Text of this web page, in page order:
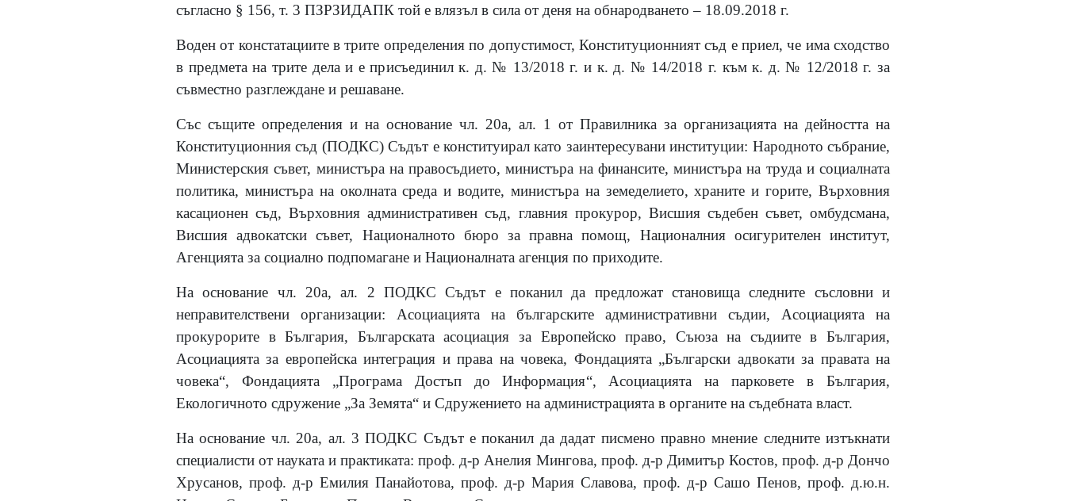
съгласно § 156, т. 3 ПЗРЗИДАПК той е влязъл в сила от деня на обнародването – 18.09.2018 г.
Воден от констатациите в трите определения по допустимост, Конституционният съд е приел, че има сходство
в предмета на трите дела и е присъединил к. д. № 13/2018 г. и к. д. № 14/2018 г. към к. д. № 12/2018 г. за
съвместно разглеждане и решаване.
Със същите определения и на основание чл. 20а, ал. 1 от Правилника за организацията на дейността на
Конституционния съд (ПОДКС) Съдът е конституирал като заинтересувани институции: Народното събрание,
Министерския съвет, министъра на правосъдието, министъра на финансите, министъра на труда и социалната
политика, министъра на околната среда и водите, министъра на земеделието, храните и горите, Върховния
касационен съд, Върховния административен съд, главния прокурор, Висшия съдебен съвет, омбудсмана,
Висшия адвокатски съвет, Националното бюро за правна помощ, Националния осигурителен институт,
Агенцията за социално подпомагане и Националната агенция по приходите.
На основание чл. 20а, ал. 2 ПОДКС Съдът е поканил да предложат становища следните съсловни и
неправителствени организации: Асоциацията на българските административни съдии, Асоциацията на
прокурорите в България, Българската асоциация за Европейско право, Съюза на съдиите в България,
Асоциацията за европейска интеграция и права на човека, Фондацията „Български адвокати за правата на
човека“, Фондацията „Програма Достъп до Информация“, Асоциацията на парковете в България,
Екологичното сдружение „За Земята“ и Сдружението на администрацията в органите на съдебната власт.
На основание чл. 20а, ал. 3 ПОДКС Съдът е поканил да дадат писмено правно мнение следните изтъкнати
специалисти от науката и практиката: проф. д-р Анелия Мингова, проф. д-р Димитър Костов, проф. д-р Дончо
Хрусанов, проф. д-р Емилия Панайотова, проф. д-р Мария Славова, проф. д-р Сашо Пенов, проф. д.ю.н.